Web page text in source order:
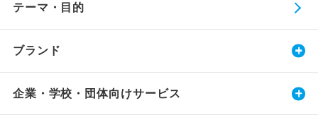
テーマ・目的
ブランド
企業・学校・団体向けサービス